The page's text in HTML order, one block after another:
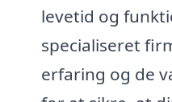
levetid og
specialiseret
erfaring og de